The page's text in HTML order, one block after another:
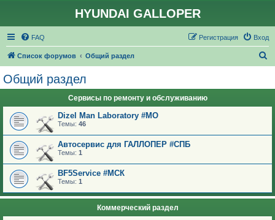
HYUNDAI GALLOPER
FAQ Вход
Регистрация
Список форумов Общий раздел
Общий раздел
Сервисы по ремонту и обслуживанию
Dizel Man Laboratory #МО
Темы: 46
Автосервис для ГАЛЛОПЕР #СПБ
Темы: 1
BF5Service #МСК
Темы: 1
Коммерческий раздел